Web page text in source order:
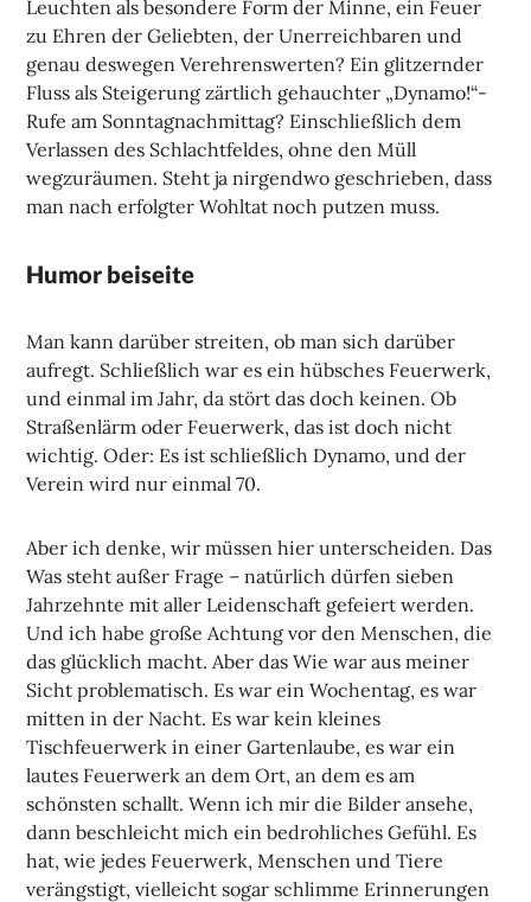
Leuchten als besondere Form der Minne, ein Feuer
zu Ehren der Geliebten, der Unerreichbaren und
genau deswegen Verehrenswerten? Ein glitzernder
Fluss als Steigerung zärtlich gehauchter „Dynamo!“-
Rufe am Sonntagnachmittag? Einschließlich dem
Verlassen des Schlachtfeldes, ohne den Müll
wegzuräumen. Steht ja nirgendwo geschrieben, dass
man nach erfolgter Wohltat noch putzen muss.
Humor beiseite
Man kann darüber streiten, ob man sich darüber
aufregt. Schließlich war es ein hübsches Feuerwerk,
und einmal im Jahr, da stört das doch keinen. Ob
Straßenlärm oder Feuerwerk, das ist doch nicht
wichtig. Oder: Es ist schließlich Dynamo, und der
Verein wird nur einmal 70.
Aber ich denke, wir müssen hier unterscheiden. Das
Was steht außer Frage – natürlich dürfen sieben
Jahrzehnte mit aller Leidenschaft gefeiert werden.
Und ich habe große Achtung vor den Menschen, die
das glücklich macht. Aber das Wie war aus meiner
Sicht problematisch. Es war ein Wochentag, es war
mitten in der Nacht. Es war kein kleines
Tischfeuerwerk in einer Gartenlaube, es war ein
lautes Feuerwerk an dem Ort, an dem es am
schönsten schallt. Wenn ich mir die Bilder ansehe,
dann beschleicht mich ein bedrohliches Gefühl. Es
hat, wie jedes Feuerwerk, Menschen und Tiere
verängstigt, vielleicht sogar schlimme Erinnerungen